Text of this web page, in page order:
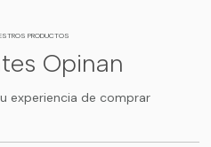
PRODUCTOS
Opinan
experiencia de comprar